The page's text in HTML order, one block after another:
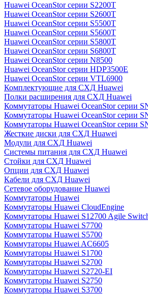
Huawei OceanStor серии S2200T
Huawei OceanStor серии S2600T
Huawei OceanStor серии S5500T
Huawei OceanStor серии S5600T
Huawei OceanStor серии S5800T
Huawei OceanStor серии S6800T
Huawei OceanStor серии N8500
Huawei OceanStor серии HDP3500E
Huawei OceanStor серии VTL6900
Комплектующие для СХД Huawei
Полки расширения для СХД Huawei
Коммутаторы Huawei OceanStor серии
Коммутаторы Huawei OceanStor серии
Коммутаторы Huawei OceanStor серии
Жесткие диски для СХД Huawei
Модули для СХД Huawei
Системы питания для СХД Huawei
Стойки для СХД Huawei
Опции для СХД Huawei
Кабели для СХД Huawei
Сетевое оборудование Huawei
Коммутаторы Huawei
Коммутаторы Huawei CloudEngine
Коммутаторы Huawei S12700 Agile
Коммутаторы Huawei S7700
Коммутаторы Huawei S5700
Коммутаторы Huawei AC6605
Коммутаторы Huawei S1700
Коммутаторы Huawei S2700
Коммутаторы Huawei S2720-EI
Коммутаторы Huawei S2750
Коммутаторы Huawei S3700